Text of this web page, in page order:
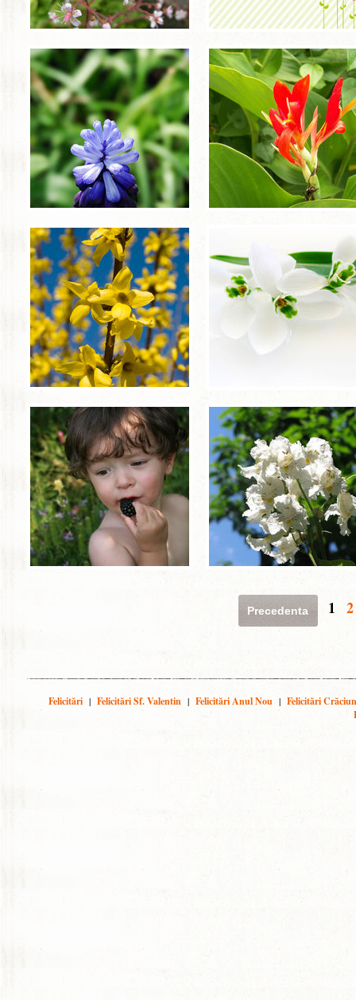
Precedenta 1 2
Felicitări | Felicitări Sf. Valentin | Felicitări Anul Nou | Felicitări